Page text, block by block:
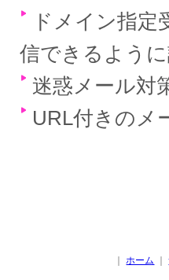
ドメイン指
信できるよう
迷惑メール対
URL付きのメ
｜ホーム ｜